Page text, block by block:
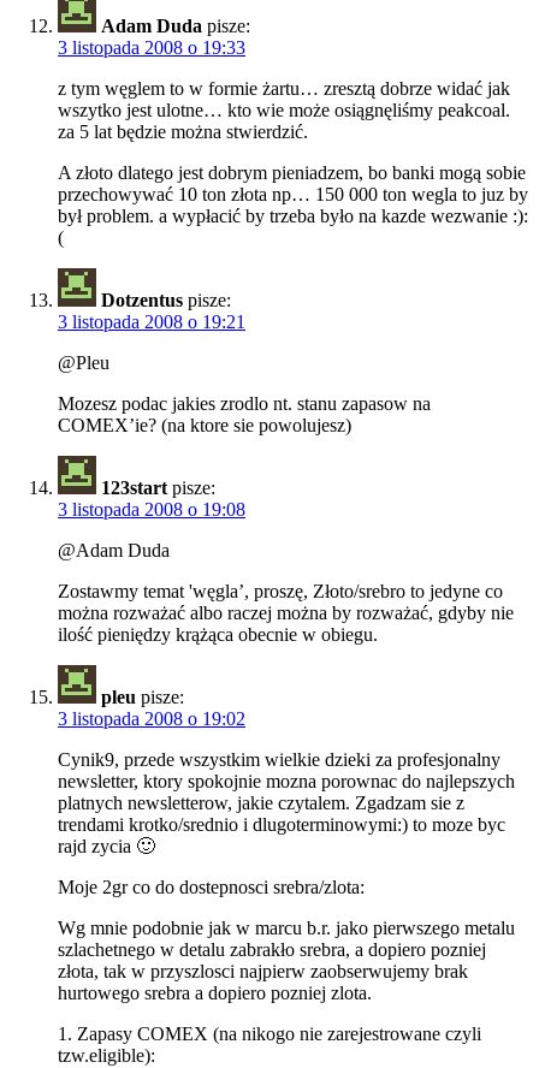
Adam Duda pisze:
3 listopada 2008 o 19:33
z tym węglem to w formie żartu… zresztą dobrze widać jak
wszytko jest ulotne… kto wie może osiągnęliśmy peakcoal.
za 5 lat będzie można stwierdzić.
A złoto dlatego jest dobrym pieniadzem, bo banki mogą sobie
przechowywać 10 ton złota np… 150 000 ton wegla to juz by
był problem. a wypłacić by trzeba było na kazde wezwanie :):
(
Dotzentus pisze:
3 listopada 2008 o 19:21
@Pleu
Mozesz podac jakies zrodlo nt. stanu zapasow na
COMEX’ie? (na ktore sie powolujesz)
123start pisze:
3 listopada 2008 o 19:08
@Adam Duda
Zostawmy temat 'węgla’, proszę, Złoto/srebro to jedyne co
można rozważać albo raczej można by rozważać, gdyby nie
ilość pieniędzy krążąca obecnie w obiegu.
pleu pisze:
3 listopada 2008 o 19:02
Cynik9, przede wszystkim wielkie dzieki za profesjonalny
newsletter, ktory spokojnie mozna porownac do najlepszych
platnych newsletterow, jakie czytalem. Zgadzam sie z
trendami krotko/srednio i dlugoterminowymi:) to moze byc
rajd zycia 🙂
Moje 2gr co do dostepnosci srebra/zlota:
Wg mnie podobnie jak w marcu b.r. jako pierwszego metalu
szlachetnego w detalu zabrakło srebra, a dopiero pozniej
złota, tak w przyszlosci najpierw zaobserwujemy brak
hurtowego srebra a dopiero pozniej zlota.
1. Zapasy COMEX (na nikogo nie zarejestrowane czyli
tzw.eligible):